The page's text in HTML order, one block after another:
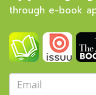
ไทย
through e-book